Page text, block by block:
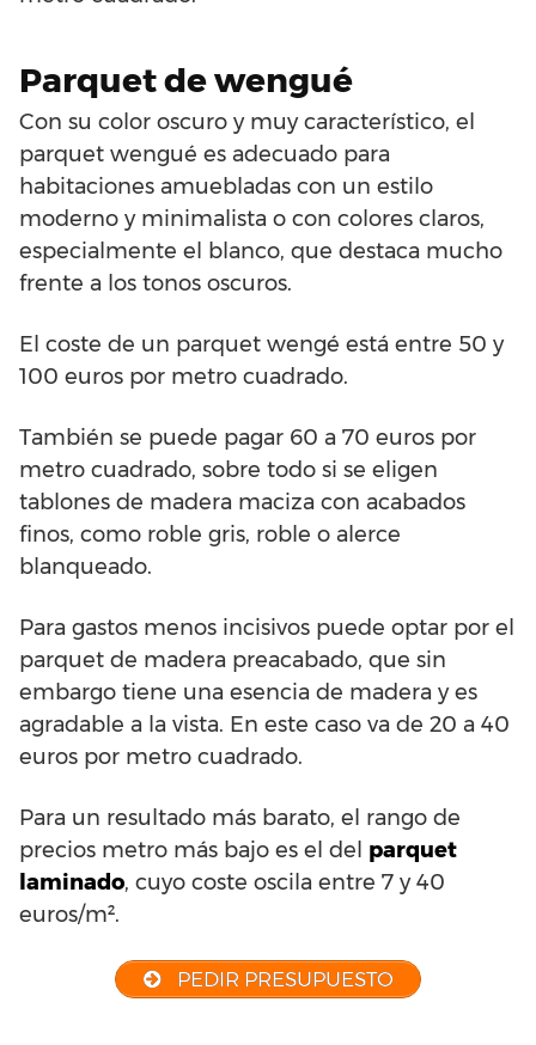
Parquet de wengué
Con su color oscuro y muy característico, el
parquet wengué es adecuado para
habitaciones amuebladas con un estilo
moderno y minimalista o con colores claros,
especialmente el blanco, que destaca mucho
frente a los tonos oscuros.
El coste de un parquet wengé está entre 50 y
100 euros por metro cuadrado.
También se puede pagar 60 a 70 euros por
metro cuadrado, sobre todo si se eligen
tablones de madera maciza con acabados
finos, como roble gris, roble o alerce
blanqueado.
Para gastos menos incisivos puede optar por el
parquet de madera preacabado, que sin
embargo tiene una esencia de madera y es
agradable a la vista. En este caso va de 20 a 40
euros por metro cuadrado.
Para un resultado más barato, el rango de
precios metro más bajo es el del parquet
laminado, cuyo coste oscila entre 7 y 40
euros/m².
PEDIR PRESUPUESTO